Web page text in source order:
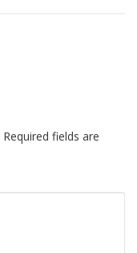
Required fields are